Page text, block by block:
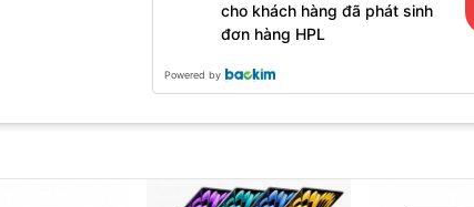
cho khách hàng đã phát sinh
đơn hàng HPL
Powered by